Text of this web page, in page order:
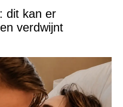
dit kan er
verdwijnt